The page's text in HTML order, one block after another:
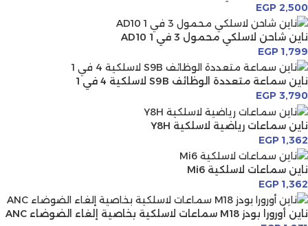
EGP 2,500
ناين شاحن لاسلكي محمول 3 في 1 AD10
EGP 1,799
ناين سماعة متعددة الوظائف S9B لاسلكية 4 في 1
EGP 3,790
ناين سماعات رياضية لاسلكية Y8H
EGP 1,362
ناين سماعات لاسلكية Mi6
EGP 1,362
ناين أورورا بودز M18 سماعات لاسلكية بخاصية إلغاء الضوضاء ANC